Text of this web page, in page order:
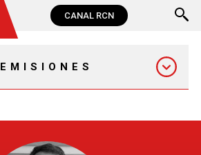
CANAL RCN
EMISIONES
EMISIÓN 7:00 PM